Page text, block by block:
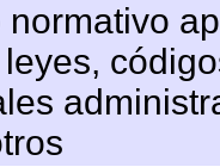
normativo